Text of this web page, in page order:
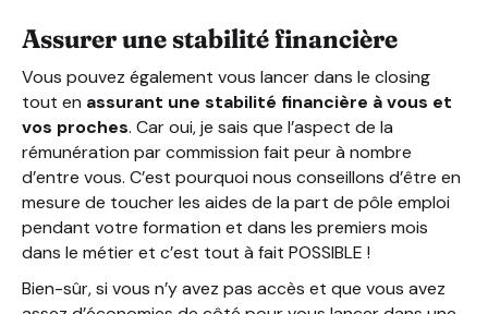
Assurer une stabilité financière
Vous pouvez également vous lancer dans le closing
tout en assurant une stabilité financière à vous et
vos proches. Car oui, je sais que l’aspect de la
rémunération par commission fait peur à nombre
d’entre vous. C’est pourquoi nous conseillons d’être en
mesure de toucher les aides de la part de pôle emploi
pendant votre formation et dans les premiers mois
dans le métier et c’est tout à fait POSSIBLE !
Bien-sûr, si vous n’y avez pas accès et que vous avez